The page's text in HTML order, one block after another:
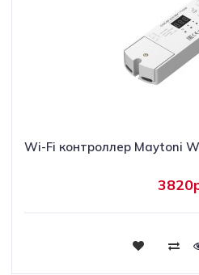
Wi-Fi контроллер Maytoni